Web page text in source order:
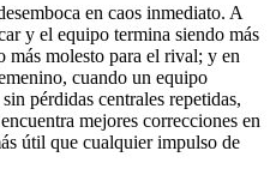
en caos inmediato. A
y el equipo termina siendo más
más molesto para el rival; y en
cuando un equipo
pérdidas centrales repetidas,
mejores correcciones en
útil que cualquier impulso de